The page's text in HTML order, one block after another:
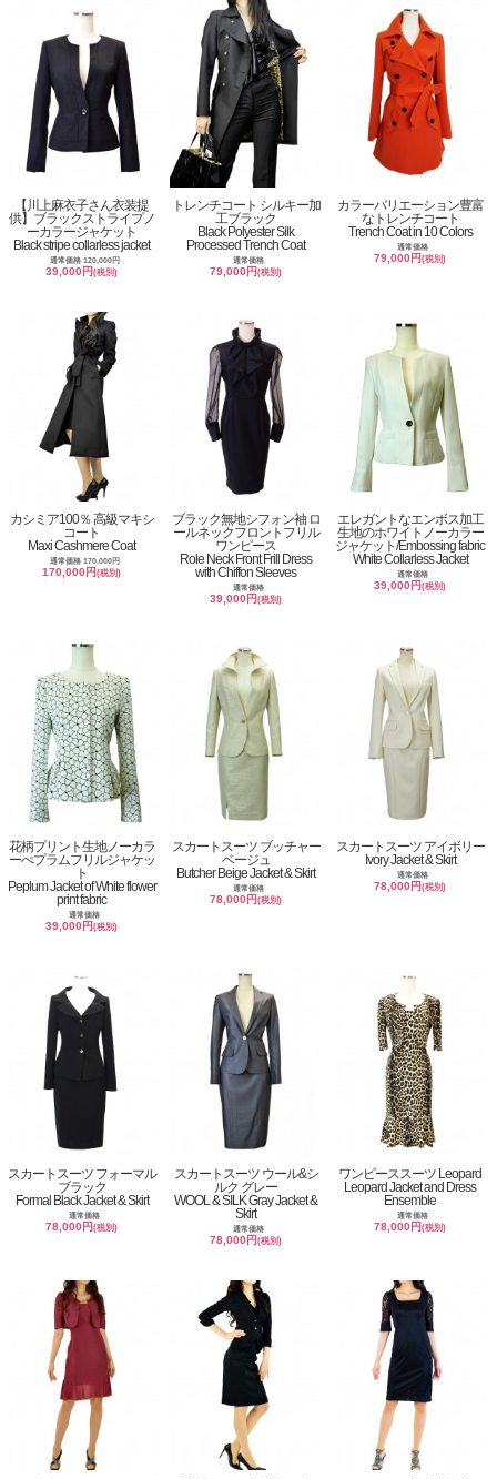
【川上麻衣子さん衣装提
供】ブラックストライプノ
ーカラージャケット
Black stripe collarless jacket
通常価格 120,000円
39,000円(税別)
トレンチコート シルキー加
工ブラック
Black Polyester Silk
Processed Trench Coat
通常価格
79,000円(税別)
カラーバリエーション豊富
なトレンチコート
Trench Coat in 10 Colors
通常価格
79,000円(税別)
カシミア100％ 高級マキシ
コート
Maxi Cashmere Coat
通常価格 170,000円
170,000円(税別)
ブラック無地シフォン袖 ロ
ールネックフロントフリル
ワンピース
Role Neck Front Frill Dress
with Chiffon Sleeves
通常価格
39,000円(税別)
エレガントなエンボス加工
生地のホワイトノーカラー
ジャケット/Embossing fabric
White Collarless Jacket
通常価格
39,000円(税別)
花柄プリント生地ノーカラ
ーぺプラムフリルジャケッ
ト
Peplum Jacket of White flower
print fabric
通常価格
39,000円(税別)
スカートスーツ ブッチャー
ベージュ
Butcher Beige Jacket & Skirt
通常価格
78,000円(税別)
スカートスーツ アイボリー
Ivory Jacket & Skirt
通常価格
78,000円(税別)
スカートスーツ フォーマル
ブラック
Formal Black Jacket & Skirt
通常価格
78,000円(税別)
スカートスーツ ウール&シ
ルク グレー
WOOL & SILK Gray Jacket &
Skirt
通常価格
78,000円(税別)
ワンピーススーツ Leopard
Leopard Jacket and Dress
Ensemble
通常価格
78,000円(税別)